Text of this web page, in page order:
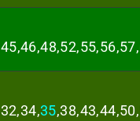
32,34,35